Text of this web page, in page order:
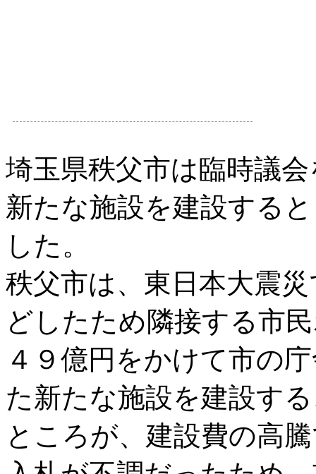
埼玉県秩父市は臨時議
新たな施設を建設する
した。
秩父市は、東日本大震
どしたため隣接する市
４９億円をかけて市の
た新たな施設を建設す
ところが、建設費の高